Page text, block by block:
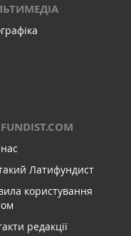
Латифундист
користування
редакції